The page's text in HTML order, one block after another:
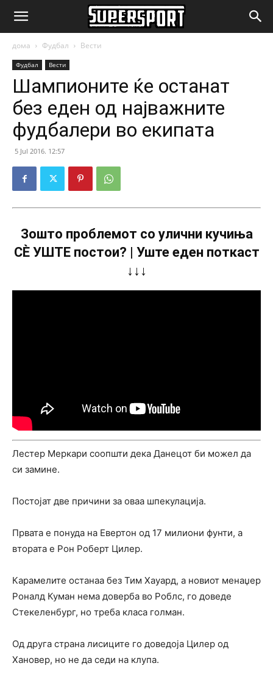
SuperSport.mk
дома Фудбал Вести
Фудбал Вести
Шампионите ќе останат
без еден од најважните
фудбалери во екипата
5 Jul 2016. 12:57
Зошто проблемот со улични кучиња
СÈ УШТЕ постои? | Уште еден поткаст
↓↓↓
Лестер Меркари соопшти дека Данецот би можел да
си замине.
Постојат две причини за оваа шпекулација.
Првата е понуда на Евертон од 17 милиони фунти, а
втората е Рон Роберт Цилер.
Карамелите останаа без Тим Хауард, а новиот менаџер
Роналд Куман нема доверба во Роблс, го доведе
Стекеленбург, но треба класа голман.
Од друга страна лисиците го доведоја Цилер од
Хановер, но не да седи на клупа.